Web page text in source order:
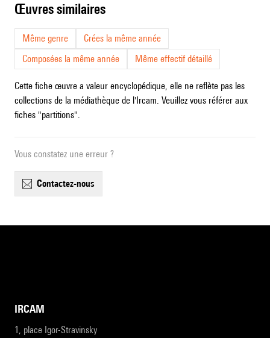
œuvres similaires
Même genre
Crées la même année
Composées la même année
Même effectif détaillé
Cette fiche œuvre a valeur encyclopédique, elle ne reflète pas les
collections de la médiathèque de l'Ircam. Veuillez vous référer aux
fiches "partitions".
Vous constatez une erreur ?
contactez-nous
IRCAM
1, place Igor-Stravinsky